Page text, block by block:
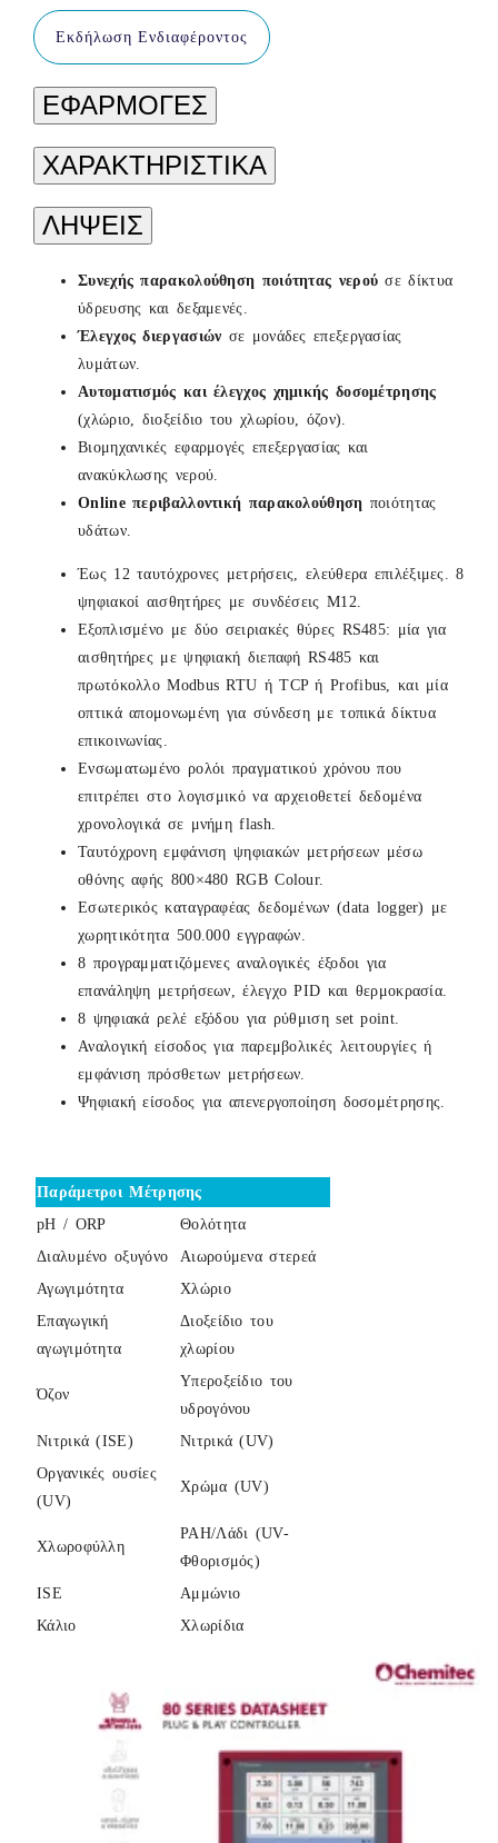
Εκδήλωση Ενδιαφέροντος
ΕΦΑΡΜΟΓΕΣ
ΧΑΡΑΚΤΗΡΙΣΤΙΚΑ
ΛΗΨΕΙΣ
Συνεχής παρακολούθηση ποιότητας νερού σε δίκτυα
ύδρευσης και δεξαμενές.
Έλεγχος διεργασιών σε μονάδες επεξεργασίας
λυμάτων.
Αυτοματισμός και έλεγχος χημικής δοσομέτρησης
(χλώριο, διοξείδιο του χλωρίου, όζον).
Βιομηχανικές εφαρμογές επεξεργασίας και
ανακύκλωσης νερού.
Online περιβαλλοντική παρακολούθηση ποιότητας
υδάτων.
Έως 12 ταυτόχρονες μετρήσεις, ελεύθερα επιλέξιμες. 8
ψηφιακοί αισθητήρες με συνδέσεις M12.
Εξοπλισμένο με δύο σειριακές θύρες RS485: μία για
αισθητήρες με ψηφιακή διεπαφή RS485 και
πρωτόκολλο Modbus RTU ή TCP ή Profibus, και μία
οπτικά απομονωμένη για σύνδεση με τοπικά δίκτυα
επικοινωνίας.
Ενσωματωμένο ρολόι πραγματικού χρόνου που
επιτρέπει στο λογισμικό να αρχειοθετεί δεδομένα
χρονολογικά σε μνήμη flash.
Ταυτόχρονη εμφάνιση ψηφιακών μετρήσεων μέσω
οθόνης αφής 800×480 RGB Colour.
Εσωτερικός καταγραφέας δεδομένων (data logger) με
χωρητικότητα 500.000 εγγραφών.
8 προγραμματιζόμενες αναλογικές έξοδοι για
επανάληψη μετρήσεων, έλεγχο PID και θερμοκρασία.
8 ψηφιακά ρελέ εξόδου για ρύθμιση set point.
Αναλογική είσοδος για παρεμβολικές λειτουργίες ή
εμφάνιση πρόσθετων μετρήσεων.
Ψηφιακή είσοδος για απενεργοποίηση δοσομέτρησης.
Παράμετροι Μέτρησης
pH / ORP
Θολότητα
Διαλυμένο οξυγόνο
Αιωρούμενα στερεά
Αγωγιμότητα
Χλώριο
Επαγωγική
αγωγιμότητα
Διοξείδιο του
χλωρίου
Όζον
Υπεροξείδιο του
υδρογόνου
Νιτρικά (ISE)
Νιτρικά (UV)
Οργανικές ουσίες
(UV)
Χρώμα (UV)
Χλωροφύλλη
PAH/Λάδι (UV-
Φθορισμός)
ISE
Αμμώνιο
Κάλιο
Χλωρίδια